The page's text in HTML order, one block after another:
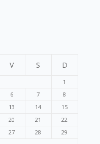
V S D
1
6 7
8
13 14
15
20 21
22
27 28
29